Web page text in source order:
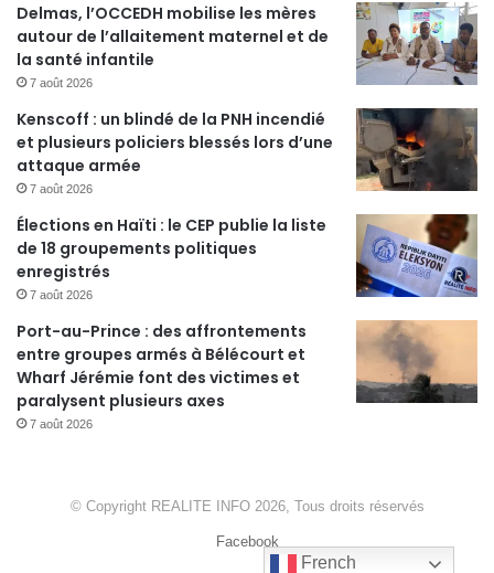
Delmas, l’OCCEDH mobilise les mères
autour de l’allaitement maternel et de
la santé infantile
7 août 2026
Kenscoff : un blindé de la PNH incendié
et plusieurs policiers blessés lors d’une
attaque armée
7 août 2026
Élections en Haïti : le CEP publie la liste
de 18 groupements politiques
enregistrés
7 août 2026
Port-au-Prince : des affrontements
entre groupes armés à Bélécourt et
Wharf Jérémie font des victimes et
paralysent plusieurs axes
7 août 2026
© Copyright REALITE INFO 2026, Tous droits réservés
Facebook
French
French